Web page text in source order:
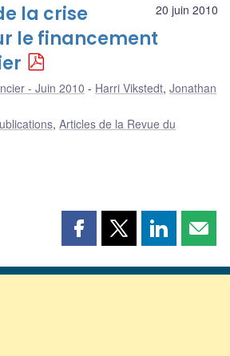
20 juin 2010
la crise
le financement
- Juin 2010 Harri Vikstedt, Jonathan
, Articles de la Revue du
Partager
page
Partager
page
Partager
page page